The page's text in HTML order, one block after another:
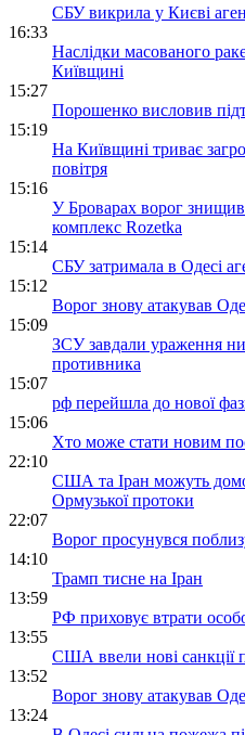
СБУ викрила у Києві
16:33
Наслідки масованого
Київщині
15:27
Порошенко висловив
15:19
На Київщині триває
повітря
15:16
У Броварах ворог знищив
комплекс Rozetka
15:14
СБУ затримала в Одесі
15:12
Ворог знову атакував
15:09
ЗСУ завдали ураження
противника
15:07
рф перейшла до нової
15:06
Хто може стати новим
22:10
США та Іран можуть
Ормузької протоки
22:07
Ворог просунувся
14:10
Трамп тисне на Іран
13:59
РФ приховує втрати
13:55
США ввели нові санкції
13:52
Ворог знову атакував
13:24